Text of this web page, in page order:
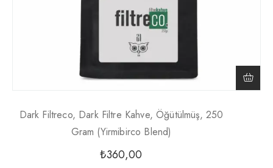
Dark Filtreco, Dark Filtre Kahve, Öğütülmüş, 250
Gram (yirmibirco Blend)
₺360,00